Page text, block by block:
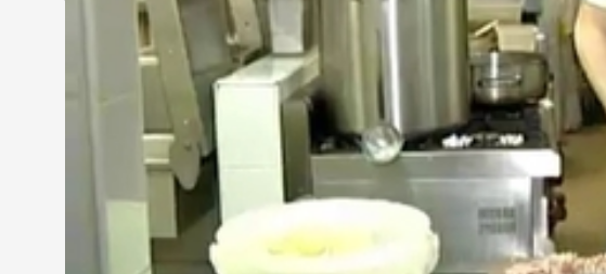
A kiszabható bírság legkisebb összege 30 ezer forint, de a
tízszerese is lehet. A hatóság munkatársai azt mondják, nem
Dr. Csenárné dr. Berkes Piroska
- hatósági állatorvos,
"Folyamatos a javulás a vállalkozók részéről. Nem a hatóságot
hiányosságot találunk, először figyelmeztetünk. A fogyasztók
vállalkozók."